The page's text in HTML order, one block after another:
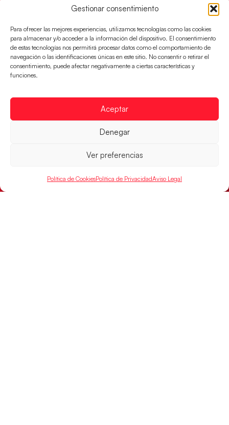
Gestionar consentimiento
Para ofrecer las mejores experiencias, utilizamos tecnologías como las cookies
para almacenar y/o acceder a la información del dispositivo. El consentimiento
de estas tecnologías nos permitirá procesar datos como el comportamiento de
navegación o las identificaciones únicas en este sitio. No consentir o retirar el
consentimiento, puede afectar negativamente a ciertas características y
funciones.
Aceptar
Denegar
Ver preferencias
Política de CookiesPolítica de PrivacidadAviso Legal
parcial de 7:1 que les ha dado el pase a semifinales